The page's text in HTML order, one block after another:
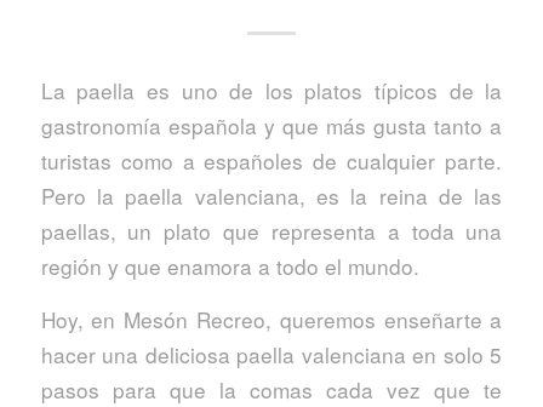
La paella es uno de los platos típicos de la
gastronomía española y que más gusta tanto a
turistas como a españoles de cualquier parte.
Pero la paella valenciana, es la reina de las
paellas, un plato que representa a toda una
región y que enamora a todo el mundo.
Hoy, en Mesón Recreo, queremos enseñarte a
hacer una deliciosa paella valenciana en solo 5
pasos para que la comas cada vez que te